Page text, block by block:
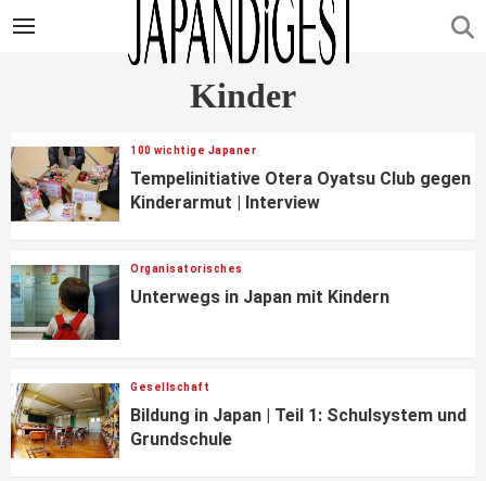
Kinder
100 wichtige Japaner
Tempelinitiative Otera Oyatsu Club gegen
Kinderarmut | Interview
Organisatorisches
Unterwegs in Japan mit Kindern
Gesellschaft
Bildung in Japan | Teil 1: Schulsystem und
Grundschule